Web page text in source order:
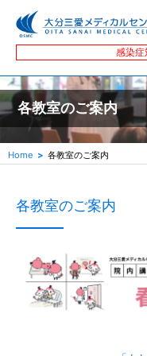
感染症
各教室のご案内
Home 各教室のご案内
各教室のご案内